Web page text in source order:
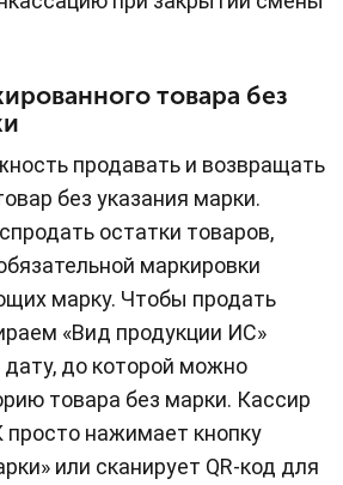
товара без
продавать и возвращать
без указания марки.
остатки товаров,
маркировки
марку. Чтобы продать
«Вид продукции ИС»
до которой можно
товара без марки. Кассир
нажимает кнопку
или сканирует QR-код для